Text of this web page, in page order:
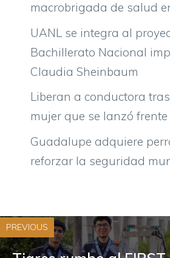
macrobrigada de salud
UANL se integra al
Bachillerato Nacional
Claudia Sheinbaum
Liberan a conductora
mujer que se lanzó
Guadalupe adquiere
reforzar la seguridad
PREVIOUS